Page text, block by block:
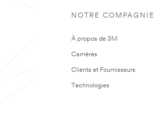
NOTRE COMPAGNIE
À propos de 3M
Carrières
Clients et Fournisseurs
Technologies